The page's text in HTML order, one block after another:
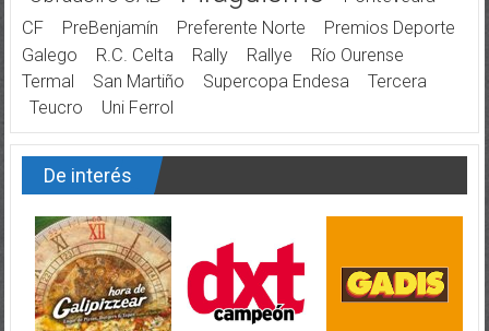
CF
PreBenjamín Preferente Norte
Premios Deporte
Galego
R.C. Celta Rally Rallye
Río Ourense
Termal
San Martiño Supercopa Endesa
Tercera
Teucro
Uni Ferrol
De interés